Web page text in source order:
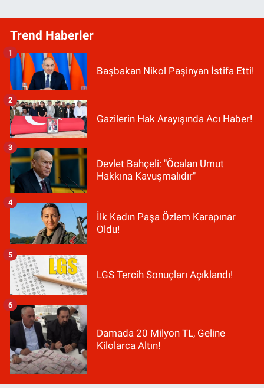
Trend Haberler
Başbakan Nikol Paşinyan İstifa Etti!
1
Gazilerin Hak Arayışında Acı Haber!
2
Devlet Bahçeli: "Öcalan Umut
Hakkına Kavuşmalıdır"
3
İlk Kadın Paşa Özlem Karapınar
Oldu!
4
LGS Tercih Sonuçları Açıklandı!
5
Damada 20 Milyon TL, Geline
Kilolarca Altın!
6